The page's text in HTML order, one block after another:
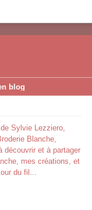
blog
Sylvie Lezziero,
Blanche,
découvrir et à partager
mes créations, et
du fil...